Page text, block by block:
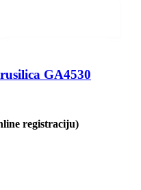
GA4530
registraciju)